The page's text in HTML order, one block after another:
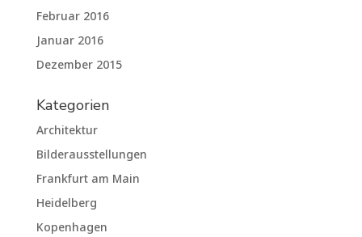
Februar 2016
Januar 2016
Dezember 2015
Kategorien
Architektur
Bilderausstellungen
Frankfurt am Main
Heidelberg
Kopenhagen